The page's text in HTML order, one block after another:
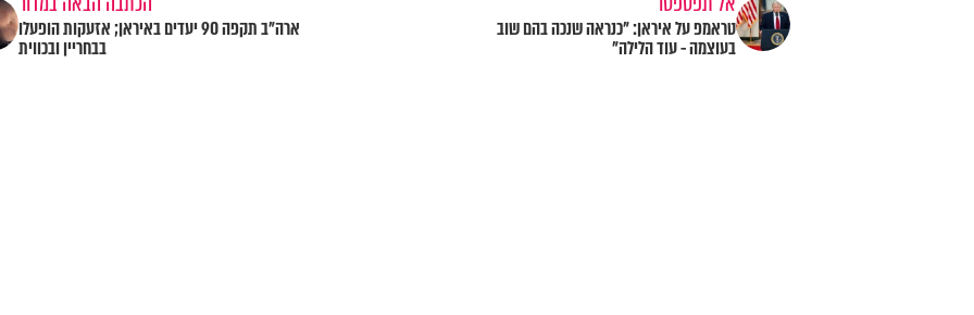
טראמפ על איראן: "כנראה שנכה בהם שוב
בעוצמה - עוד הלילה"
ארה"ב תקפה 90 יעדים באיראן; אזעקות הופעלו
בבחריין ובכווית